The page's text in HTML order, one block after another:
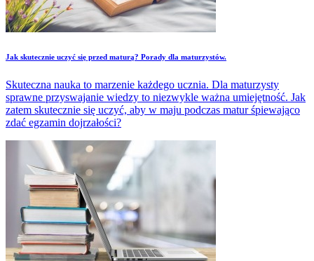
Jak skutecznie uczyć się przed maturą? Porady dla maturzystów.
Skuteczna nauka to marzenie każdego ucznia. Dla maturzysty
sprawne przyswajanie wiedzy to niezwykle ważna umiejętność. Jak
zatem skutecznie się uczyć, aby w maju podczas matur śpiewająco
zdać egzamin dojrzałości?